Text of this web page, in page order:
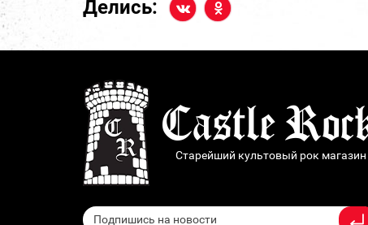
Делись:
Старейший культовый рок магазин